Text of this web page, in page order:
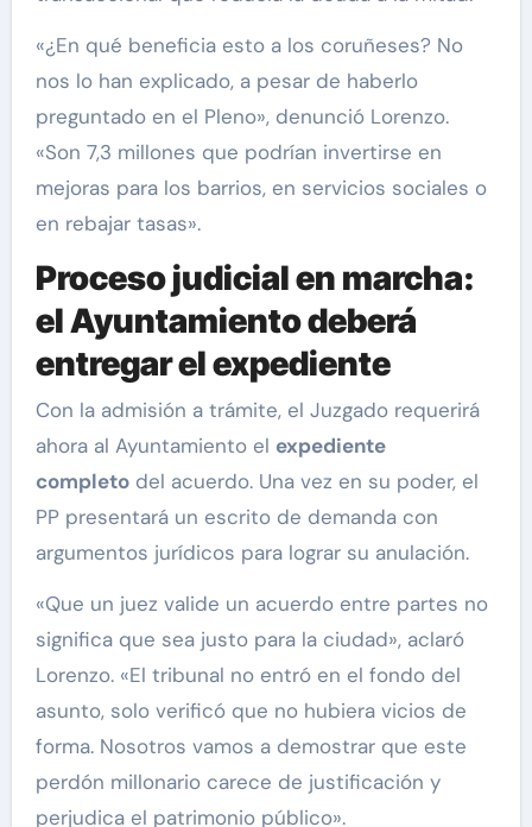
«¿En qué beneficia esto a los coruñeses? No
nos lo han explicado, a pesar de haberlo
preguntado en el Pleno», denunció Lorenzo.
«Son 7,3 millones que podrían invertirse en
mejoras para los barrios, en servicios sociales o
en rebajar tasas».
Proceso judicial en marcha:
el Ayuntamiento deberá
entregar el expediente
Con la admisión a trámite, el Juzgado requerirá
ahora al Ayuntamiento el expediente
completodel acuerdo. Una vez en su poder, el
PP presentará un escrito de demanda con
argumentos jurídicos para lograr su anulación.
«Que un juez valide un acuerdo entre partes no
significa que sea justo para la ciudad», aclaró
Lorenzo. «El tribunal no entró en el fondo del
asunto, solo verificó que no hubiera vicios de
forma. Nosotros vamos a demostrar que este
perdón millonario carece de justificación y
perjudica el patrimonio público».